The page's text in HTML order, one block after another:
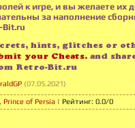
к игре, и вы желаете их
за наполнение
Bit.ru
hints, glitches or
your Cheats. and
Retro-Bit.ru
(07.05.2021)
, Prince of Persia | Рейтинг: 0.0/0